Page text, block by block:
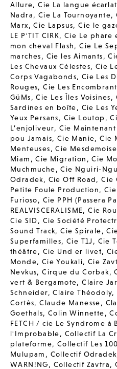
Allure,Cie La langue
Nadra, Cie La Tournoyante,
Marx,Cie Lapsus,Cie le
LE P'TIT CIRK,Cie Le phare
mon cheval Flash,Cie Le
marches, Cie les Aimants,
Les Chevaux Célestes, Cie
Corps Vagabonds, Cie Les
Rouges,Cie Les
GüMs,Cie Les Îles Voisines,
Sardines en boîte, Cie Les
Yeux Persans, Cie Loutop ,
L’enjoliveur, Cie
pou Jamais, Cie Manie,Cie
Menteuses,Cie
Miam ,Cie Migration ,Cie
Muchmuche,Cie Nguiri-
Odradek, Cie Off Road,Cie
Petite Foule Production,
Furioso, Cie PPH (Passera
REALVISCERALISME,Cie
Cie SID, Cie Société
Sound Track,Cie Spirale,
Superfamilles,Cie T1J , Cie
théâtre, Cie Und er livet,
Monde, Cie Youkali,Cie
Nevkus,Cirque du Corbak,
vert & Bergamote,Claire
Schneider,Claire Théodoly,
Cortès,Claude Manesse,
Goethals,Colin Winnette,
FETCH / cie Le Syndrome à
l'Improbable, Collectif La
plateforme, Collectif Les
Mulupam , Collectif Odradek
WARN!NG, Collectif Zavtra,